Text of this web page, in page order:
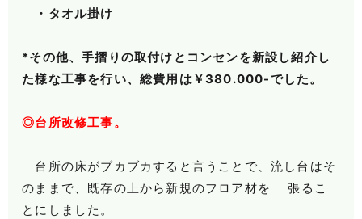
・タオル掛け
*その他、手摺りの取付けとコンセンを新設し紹介し
た様な工事を行い、総費用は￥380.000-でした。
◎台所改修工事。
台所の床がブカブカすると言うことで、流し台はそ
のままで、既存の上から新規のフロア材を 張るこ
とにしました。